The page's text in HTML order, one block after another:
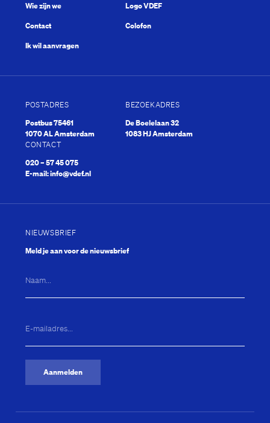
Wie zijn we
Contact
Ik wil aanvragen
Logo VDEF
Colofon
POSTADRES
Postbus 75461
1070 AL Amsterdam
BEZOEKADRES
De Boelelaan 32
1083 HJ Amsterdam
CONTACT
020 – 57 45 075
E-mail:info@vdef.nl
NIEUWSBRIEF
Meld je aan voor de nieuwsbrief
mailadres...
(Vereist)
Aanmelden